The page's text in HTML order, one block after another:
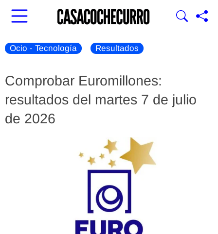
Ocio - Tecnología Resultados
Comprobar Euromillones:
resultados del martes 7 de julio
de 2026